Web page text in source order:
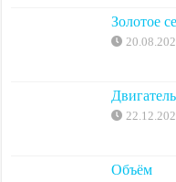
Золотое
Объём